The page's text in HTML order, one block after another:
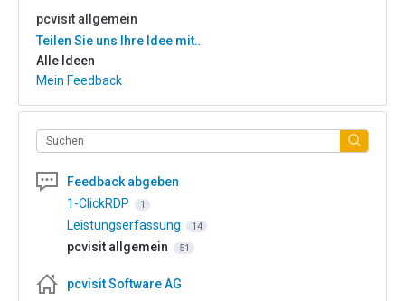
pcvisit allgemein
Kategorien
Teilen Sie uns Ihre Idee mit…
Alle Ideen
Mein Feedback
Suchen
Feedback abgeben
1-ClickRDP
1
Leistungserfassung 14
pcvisit allgemein 51
pcvisit Software AG